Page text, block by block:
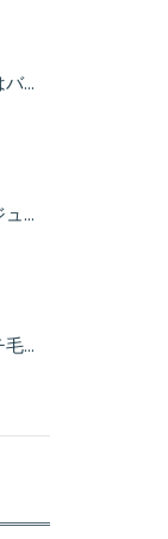
メンズにオススメはバレイヤージュ！
透明感バレイヤージュするならLAFFへ
髪質改善でブリーチ毛も艶髪へ